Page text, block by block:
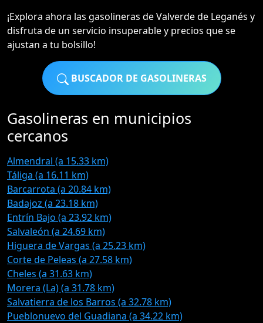
¡Explora ahora las gasolineras de Valverde de Leganés y
disfruta de un servicio insuperable y precios que se
ajustan a tu bolsillo!
BUSCADOR DE GASOLINERAS
Gasolineras en municipios
cercanos
Almendral (a 15.33 km)
Táliga (a 16.11 km)
Barcarrota (a 20.84 km)
Badajoz (a 23.18 km)
Entrín Bajo (a 23.92 km)
Salvaleón (a 24.69 km)
Higuera de Vargas (a 25.23 km)
Corte de Peleas (a 27.58 km)
Cheles (a 31.63 km)
Morera (La) (a 31.78 km)
Salvatierra de los Barros (a 32.78 km)
Pueblonuevo del Guadiana (a 34.22 km)